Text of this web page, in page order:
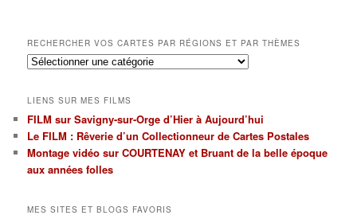
RECHERCHER VOS CARTES PAR RÉGIONS ET PAR THÈMES
Rechercher
par
régions
et
par
thèmes
LIENS SUR MES FILMS
FILM sur Savigny-sur-Orge d’Hier à Aujourd’hui
Le FILM : Rêverie d’un Collectionneur de Cartes Postales
Montage vidéo sur COURTENAY et Bruant de la belle époque
aux années folles
MES SITES ET BLOGS FAVORIS